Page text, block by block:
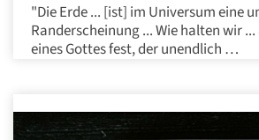
"Die Erde ... [ist] im Universum eine
Randerscheinung ... Wie halten wir
eines Gottes fest, der unendlich …